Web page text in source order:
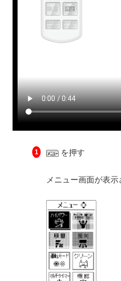
を押す
メニュー画面が表示